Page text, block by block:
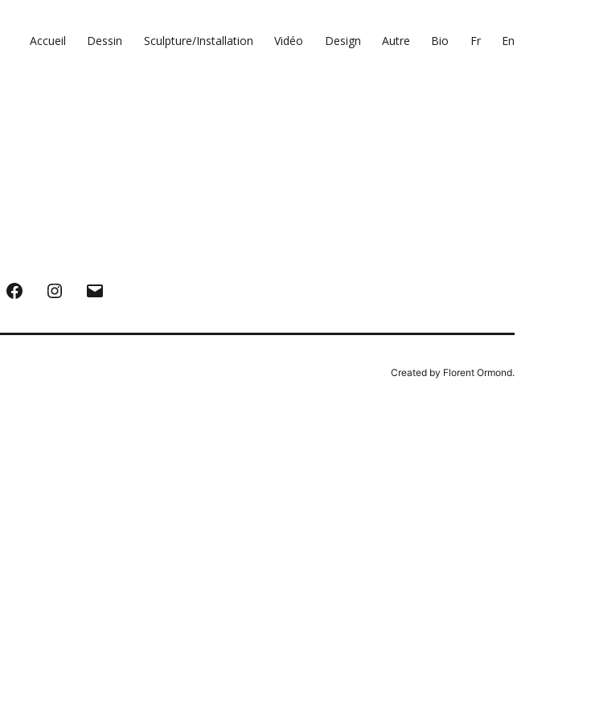
Accueil Dessin Sculpture/Installation Vidéo Design Autre Bio Fr En
FacebookInstagram
Created by Florent Ormond.